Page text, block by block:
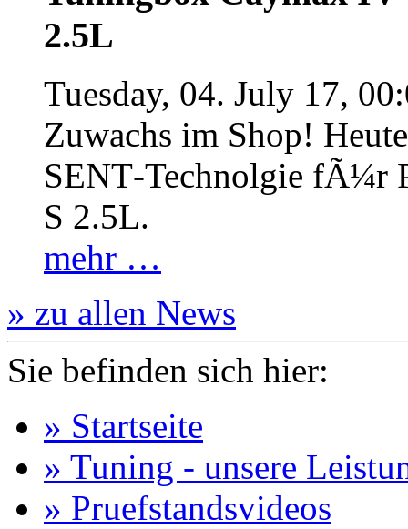
2.5L
Tuesday, 04. July 17,
Zuwachs im Shop!
SENT‐Technolgie fÃ¼r
S 2.5L.
mehr …
» zu allen News
Sie befinden sich hier:
» Startseite
» Tuning - unsere
» Pruefstandsvideos